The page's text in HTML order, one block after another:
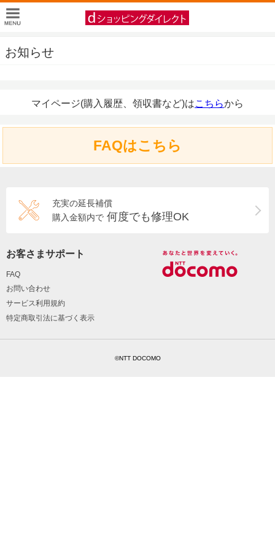
お知らせ
マイページ(購入履歴、領収書など)はこちらから
FAQはこちら
充実の延長補償
購入金額内で 何度でも修理OK
お客さまサポート
FAQ
お問い合わせ
サービス利用規約
特定商取引法に基づく表示
©NTT DOCOMO